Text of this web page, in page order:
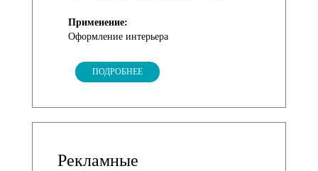
Применение:
Оформление интерьера
ПОДРОБНЕЕ
Рекламные